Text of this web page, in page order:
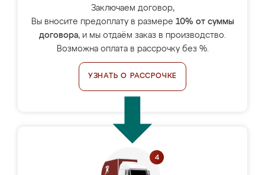
Заключаем договор,
Вы вносите предоплату в размере 10% от суммы
договора, и мы отдаём заказ в производство.
Возможна оплата в рассрочку без %.
УЗНАТЬ О РАССРОЧКЕ